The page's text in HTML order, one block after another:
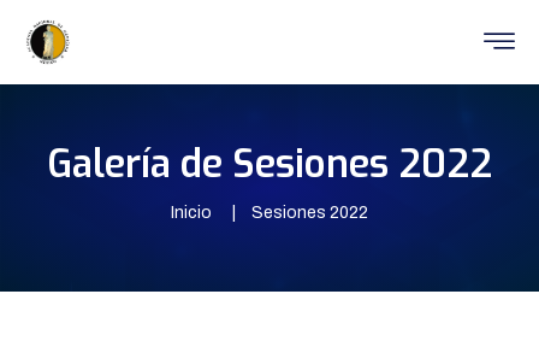
Galería de Sesiones 2022
Inicio Sesiones 2022